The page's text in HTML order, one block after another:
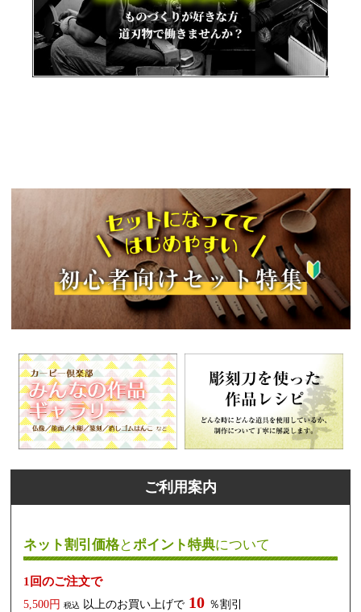
ご利用案内
ネット割引価格とポイント特典について
1回のご注文で
5,500円 税込 以上のお買い上げで 10 ％割引